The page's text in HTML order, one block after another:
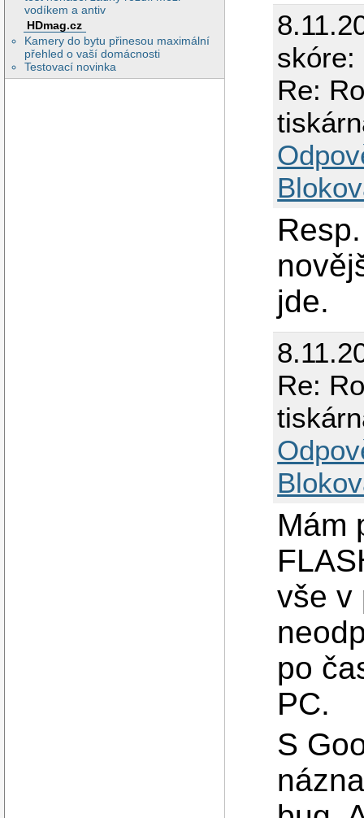
vodíkem a antiv
HDmag.cz
Kamery do bytu přinesou maximální
přehled o vaší domácnosti
Testovací novinka
skóre:
Re:
jde.
Re:
Mám
vše v
po
PC.
S